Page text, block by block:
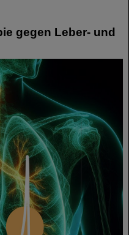
gegen Leber- und